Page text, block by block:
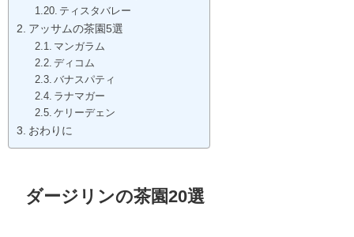
ティスタバレー
アッサムの茶園5選
マンガラム
ディコム
バナスパティ
ラナマガー
ケリーデェン
おわりに
ダージリンの茶園20選